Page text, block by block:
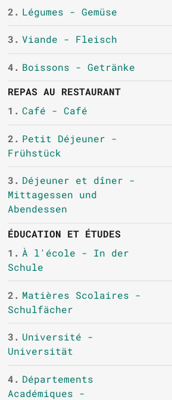
2. Légumes - Gemüse
3. Viande - Fleisch
4. Boissons - Getränke
REPAS AU RESTAURANT
1. Café - Café
2. Petit Déjeuner -
Frühstück
3. Déjeuner et dîner -
Mittagessen und
Abendessen
ÉDUCATION ET ÉTUDES
1. À l'école - In der
Schule
2. Matières Scolaires -
Schulfächer
3. Université -
Universität
4. Départements
Académiques -